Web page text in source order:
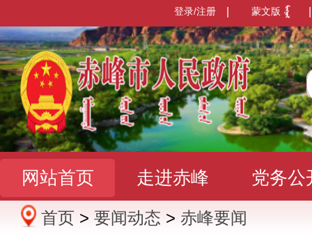
蒙文版
登录/注册
网站首页 走进赤峰 党务公
办事服务 政民互动
首页 > 要闻动态 > 赤峰要闻